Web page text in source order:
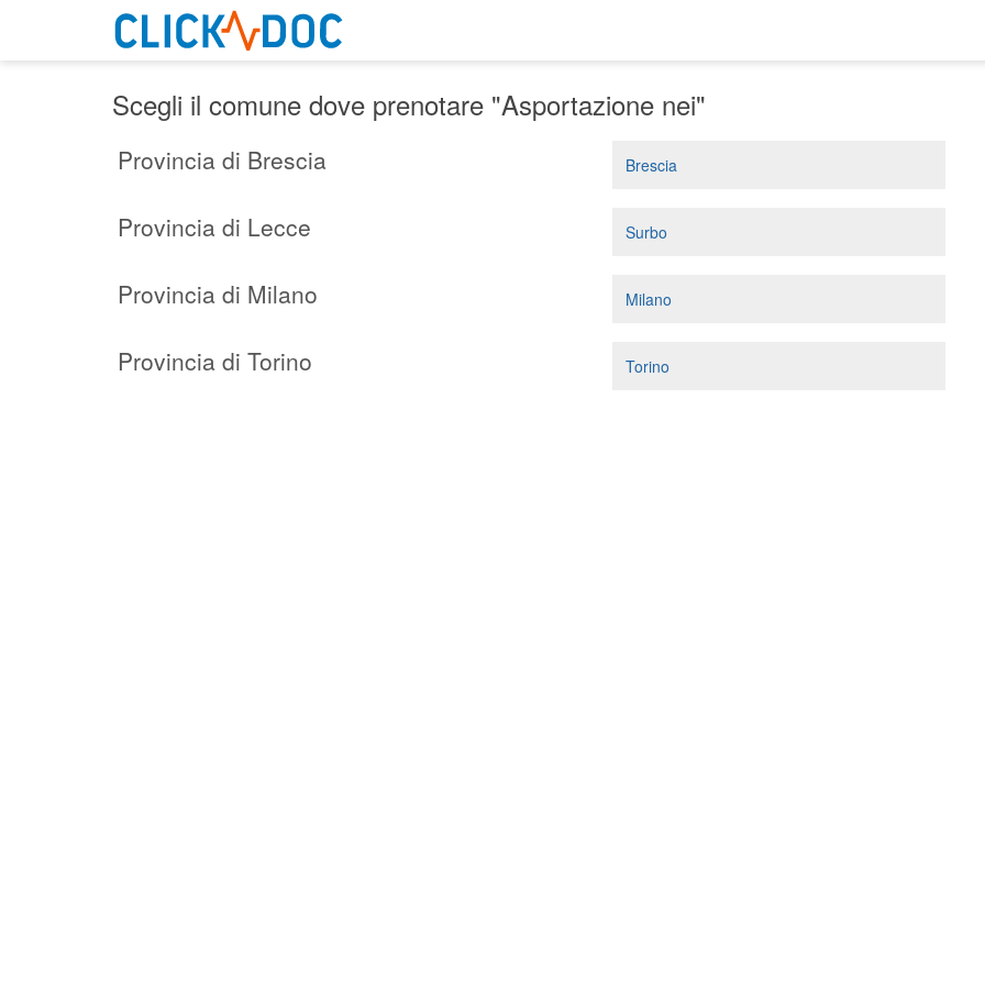
Scegli il comune dove prenotare "Asportazione nei"
Provincia di Brescia Brescia
Provincia di Lecce Surbo
Provincia di Milano Milano
Provincia di Torino Torino